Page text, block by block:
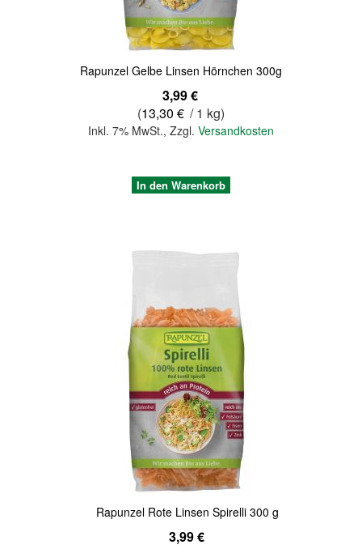
Rapunzel Gelbe Linsen Hörnchen 300g
3,99 €
(13,30 € / 1 kg)
Inkl. 7% MwSt., Zzgl. Versandkosten
In den Warenkorb
Rapunzel Rote Linsen Spirelli 300 g
3,99 €